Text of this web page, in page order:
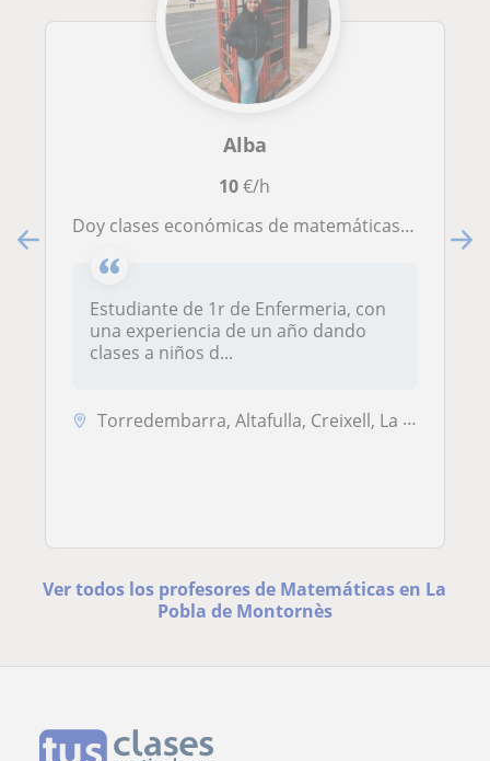
Alba
10€/h
Doy clases económicas de matemáticas, ingles, química, etc para niños desde educación infantil hasta segundo de bachillerato
Estudiante de 1r de Enfermeria, con
una experiencia de un año dando
clases a niños d...
Torredembarra, Altafulla, Creixell, La Pobla de Montornès, La Nou de G...
Ver todos los profesores de Matemáticas en La
Pobla de Montornès